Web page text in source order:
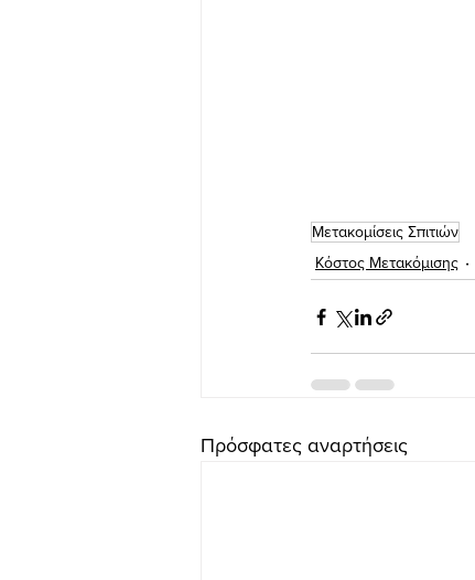
Μετακομίσεις Σπιτιών
Κόστος Μετακόμισης
Πρόσφατες αναρτήσεις